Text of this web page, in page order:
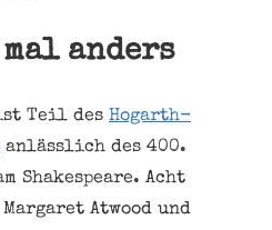
mal anders
ist Teil des Hogarth-
anlässlich des 400.
Shakespeare. Acht
Atwood und